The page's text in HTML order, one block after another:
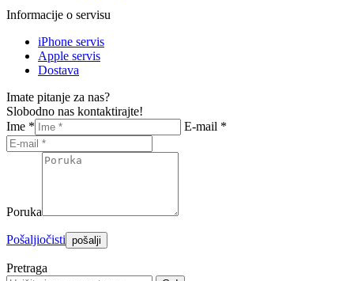
Informacije o servisu
iPhone servis
Apple servis
Dostava
Imate pitanje za nas?
Slobodno nas kontaktirajte!
Ime *
E-mail *
Poruka
Pošaljiočisti
Pretraga